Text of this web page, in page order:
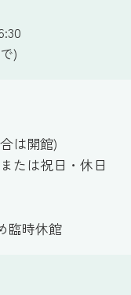
)
は開館)
たは祝日・休日
臨時休館